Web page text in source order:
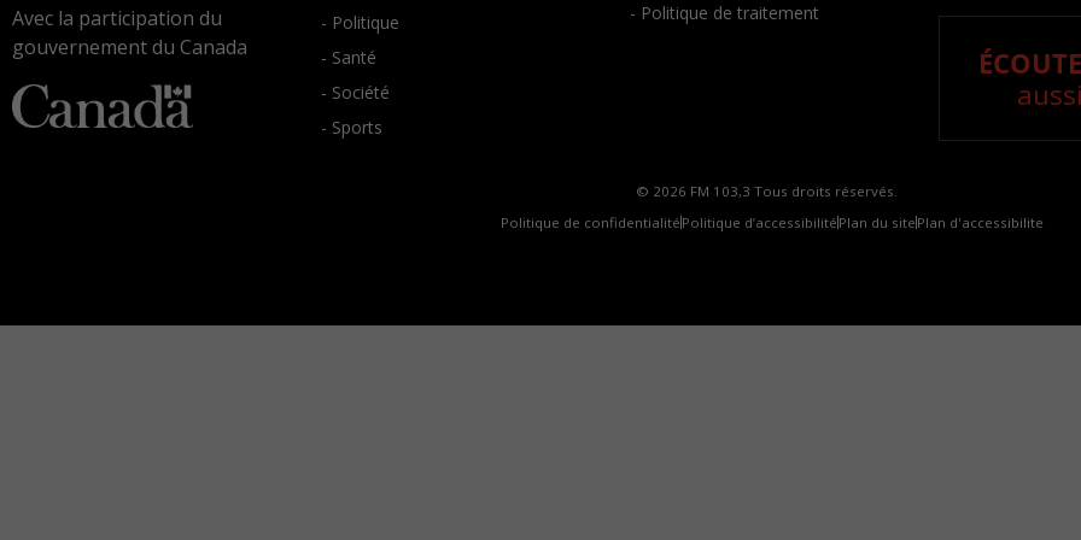
Avec la participation du
gouvernement du Canada
- Politique
- Santé
- Société
- Sports
- Politique de traitement
© 2026 FM 103,3 Tous droits réservés.
Politique de confidentialité Politique d’accessibilité Plan du site Plan d'accessibilite